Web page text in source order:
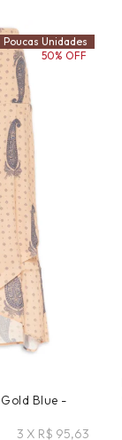
Blue -
3 X R$ 95,63
Poucas Unidades
50% OFF